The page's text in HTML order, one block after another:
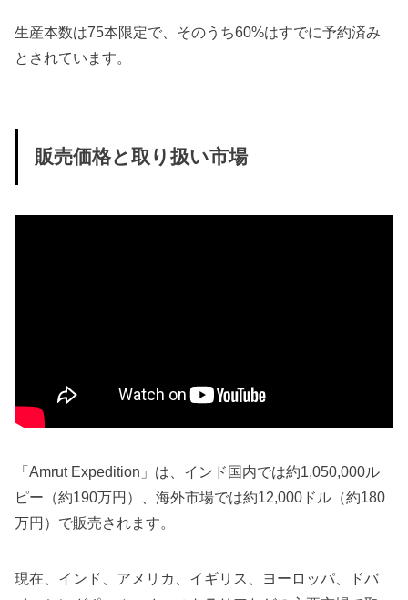
生産本数は75本限定で、そのうち60%はすでに予約済み
とされています。
販売価格と取り扱い市場
「Amrut Expedition」は、インド国内では約1,050,000ル
ピー（約190万円）、海外市場では約12,000ドル（約180
万円）で販売されます。
現在、インド、アメリカ、イギリス、ヨーロッパ、ドバ